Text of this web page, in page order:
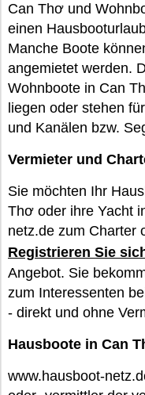
Can Thơ und
einen
Manche Boote
angemietet werden.
Wohnboote in Can
liegen oder stehen
und Kanälen bzw.
Vermieter und
Sie möchten Ihr
Thơ oder ihre Yacht
netz.de zum Charter
Registrieren Sie
Angebot. Sie
zum Interessenten
- direkt und ohne
Hausboote in Can
www.hausboot-